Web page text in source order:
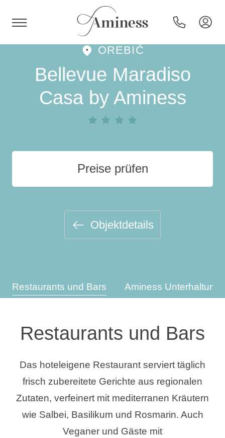
HR
Hotels und Resorts
Campingplätze
Reiseziele
Urlaubsarten
Marken
Blogs
OREBIĆ
Bellevue Maradiso
Casa by Aminess
Preise prüfen
Objektdetails
Restaurants und Bars Aminess Unterhaltung
Restaurants und Bars
Das hoteleigene Restaurant serviert täglich
frisch zubereitete Gerichte aus regionalen
Zutaten, verfeinert mit mediterranen Kräutern
wie Salbei, Basilikum und Rosmarin. Auch
Veganer und Gäste mit